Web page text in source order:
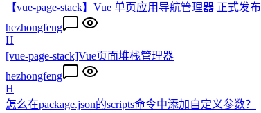
【vue-page-stack】Vue 单页应用导航管理器 正式发布
hezhongfeng
H
[vue-page-stack]Vue页面堆栈管理器
hezhongfeng
H
怎么在package.json的scripts命令中添加自定义参数？